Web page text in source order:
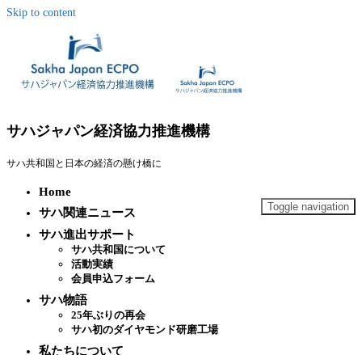
Skip to content
サハジャパン経済協力推進機構
サハ共和国と日本の経済の懸け橋に
Toggle navigation
Home
サハ関連ニュース
サハ進出サポート
サハ共和国について
活動実績
会員申込フォーム
サハ物語
25年ぶりの再会
サハ初のダイヤモンド研磨工場
私たちについて